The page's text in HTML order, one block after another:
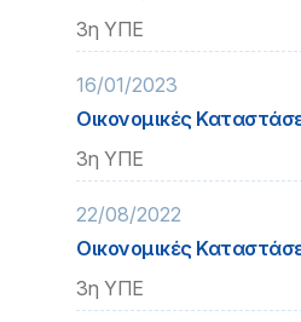
3η ΥΠΕ
16/01/2023
Οικονομικές
3η ΥΠΕ
22/08/2022
Οικονομικές
3η ΥΠΕ